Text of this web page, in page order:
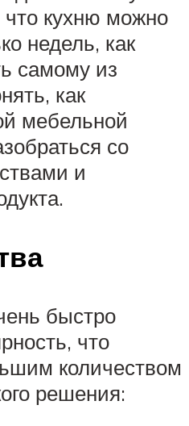
кухню можно
недель, как
самому из
как
мебельной
со
и
быстро
что
количеством
решения: